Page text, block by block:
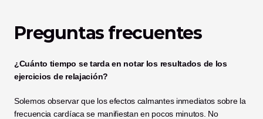
Preguntas frecuentes
¿Cuánto tiempo se tarda en notar los resultados de los
ejercicios de relajación?
Solemos observar que los efectos calmantes inmediatos sobre la
frecuencia cardíaca se manifiestan en pocos minutos. No